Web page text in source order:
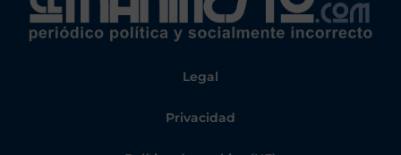
Legal
Privacidad